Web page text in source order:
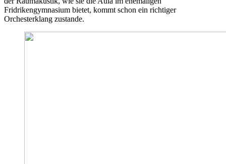
Fridrikengymnasium bietet, kommt schon ein richtiger
Orchesterklang zustande.